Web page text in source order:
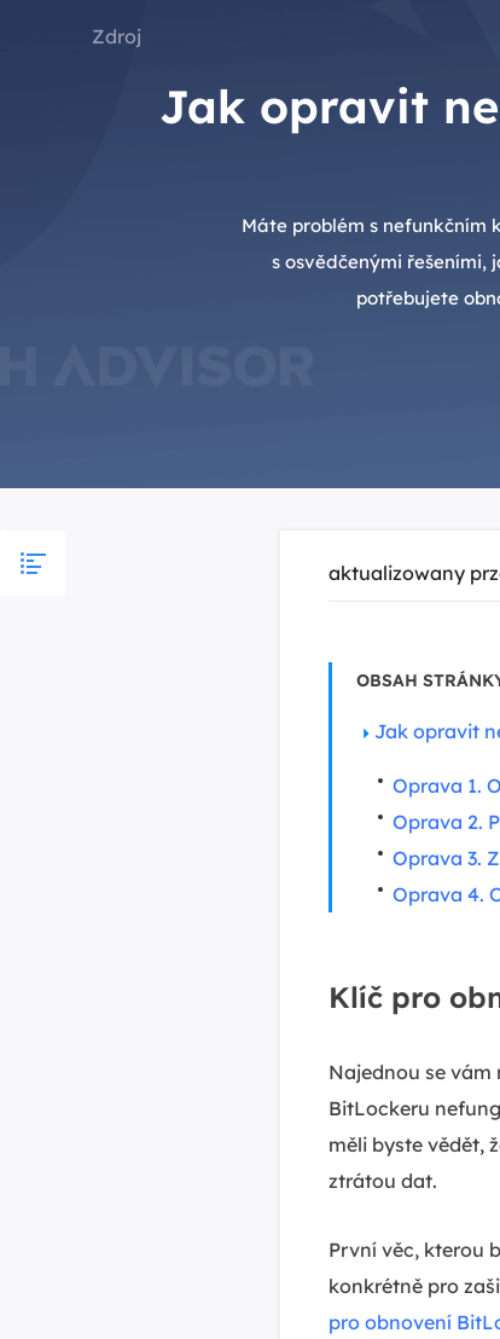
Zdroj
Jak opravit
Máte problém s nefunkčním
s osvědčenými řešeními,
potřebujete
aktualizowany
OBSAH
Jak opravit
Oprava 1.
Oprava 2.
Oprava 3.
Oprava 4.
Klíč pro
Najednou se
BitLockeru
měli byste vědět,
ztrátou dat.
První věc, kterou
konkrétně pro
pro obnovení